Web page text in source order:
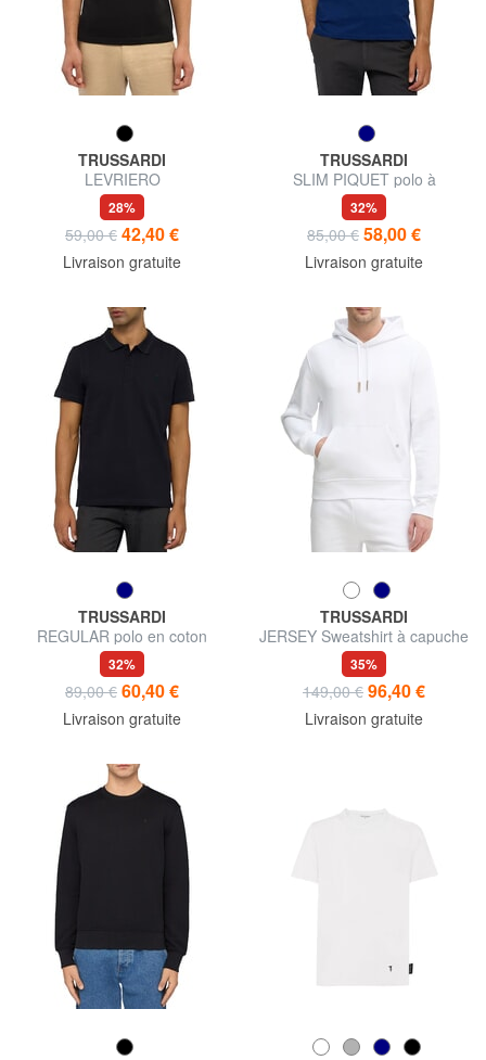
TRUSSARDI
LEVRIERO
28%
59,00 € 42,40 €
Livraison gratuite
TRUSSARDI
SLIM PIQUET polo à
manches courtes
32%
85,00 € 58,00 €
Livraison gratuite
TRUSSARDI
REGULAR polo en coton
32%
89,00 € 60,40 €
Livraison gratuite
TRUSSARDI
JERSEY Sweatshirt à capuche
35%
149,00 € 96,40 €
Livraison gratuite